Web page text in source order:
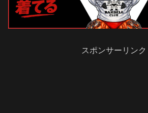
スポンサーリンク